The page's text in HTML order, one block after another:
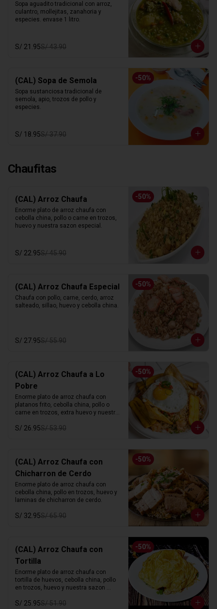
Sopa aguadito tradicional con arroz,
culantro, mollejitas, zanahoria y
especies. envase 1 litro.
S/ 21.95S/ 43.90
-50%
(CAL) Sopa de Semola
Sopa sustanciosa tradicional de
semola, apio, trozos de pollo y
especies.
S/ 18.95S/ 37.90
Chaufitas
-50%
(CAL) Arroz Chaufa
Enorme plato de arroz chaufa con
cebolla china, pollo o carne en trozos,
huevo y nuestra sazon especial.
S/ 22.95S/ 45.90
-50%
(CAL) Arroz Chaufa Especial
Chaufa con pollo, carne, cerdo, arroz
salteado, sillao, huevo y cebolla china.
S/ 27.95S/ 55.90
-50%
(CAL) Arroz Chaufa a Lo
Pobre
Enorme plato de arroz chaufa con
platanos frito, cebolla china, pollo o
carne en trozos, extra huevo y nuestra
S/ 26.95S/ 53.90
-50%
(CAL) Arroz Chaufa con
Chicharron de Cerdo
Enorme plato de arroz chaufa con
cebolla china, pollo en trozos, huevo y
laminas de chicharron de cerdo.
S/ 32.95S/ 65.90
-50%
(CAL) Arroz Chaufa con
Tortilla
Enorme plato de arroz chaufa con
tortilla de huevos, cebolla china, pollo
en trozos, huevo y nuestra sazon
S/ 25.95S/ 51.90